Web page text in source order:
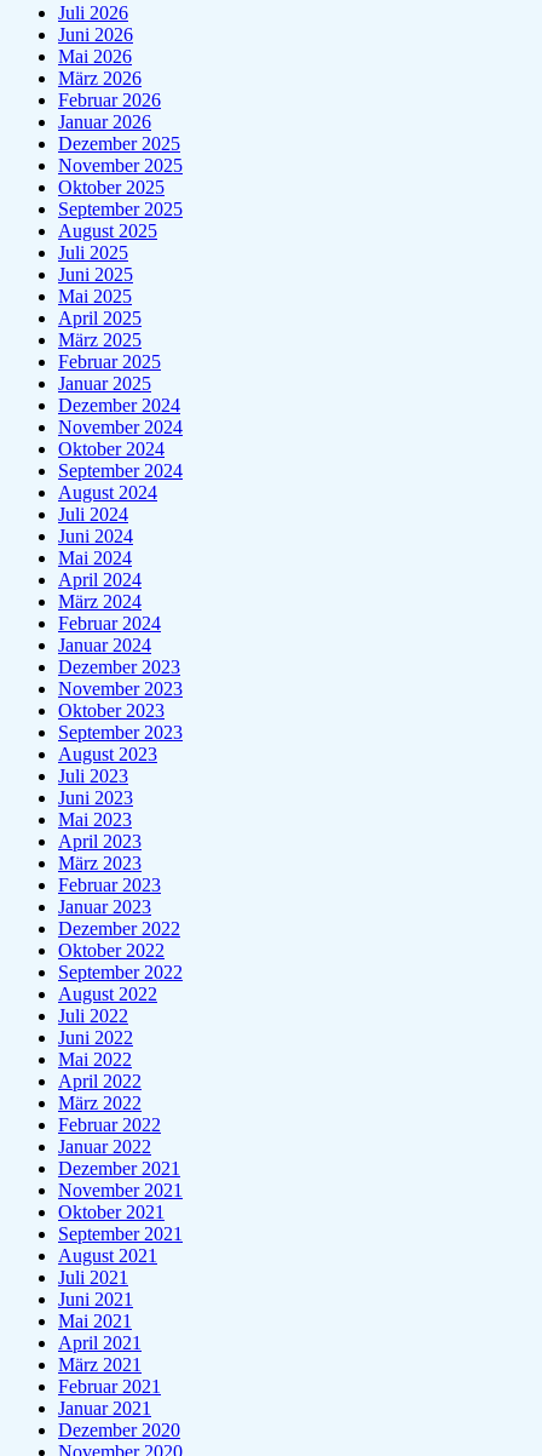
Juli 2026
Juni 2026
Mai 2026
März 2026
Februar 2026
Januar 2026
Dezember 2025
November 2025
Oktober 2025
September 2025
August 2025
Juli 2025
Juni 2025
Mai 2025
April 2025
März 2025
Februar 2025
Januar 2025
Dezember 2024
November 2024
Oktober 2024
September 2024
August 2024
Juli 2024
Juni 2024
Mai 2024
April 2024
März 2024
Februar 2024
Januar 2024
Dezember 2023
November 2023
Oktober 2023
September 2023
August 2023
Juli 2023
Juni 2023
Mai 2023
April 2023
März 2023
Februar 2023
Januar 2023
Dezember 2022
Oktober 2022
September 2022
August 2022
Juli 2022
Juni 2022
Mai 2022
April 2022
März 2022
Februar 2022
Januar 2022
Dezember 2021
November 2021
Oktober 2021
September 2021
August 2021
Juli 2021
Juni 2021
Mai 2021
April 2021
März 2021
Februar 2021
Januar 2021
Dezember 2020
November 2020